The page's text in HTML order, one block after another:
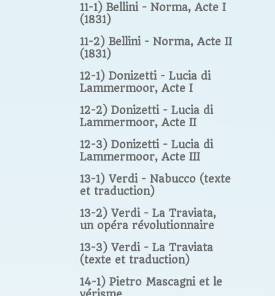
11-1) Bellini - Norma, Acte I
(1831)
11-2) Bellini - Norma, Acte II
(1831)
12-1) Donizetti - Lucia di
Lammermoor, Acte I
12-2) Donizetti - Lucia di
Lammermoor, Acte II
12-3) Donizetti - Lucia di
Lammermoor, Acte III
13-1) Verdi - Nabucco (texte
et traduction)
13-2) Verdi - La Traviata,
un opéra révolutionnaire
13-3) Verdi - La Traviata
(texte et traduction)
14-1) Pietro Mascagni et le